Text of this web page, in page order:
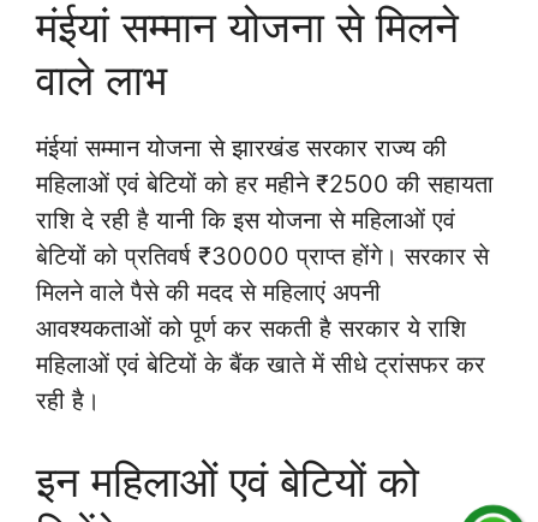
मंईयां सम्मान योजना से मिलने
वाले लाभ
मंईयां सम्मान योजना से झारखंड सरकार राज्य की
महिलाओं एवं बेटियों को हर महीने ₹2500 की सहायता
राशि दे रही है यानी कि इस योजना से महिलाओं एवं
बेटियों को प्रतिवर्ष ₹30000 प्राप्त होंगे। सरकार से
मिलने वाले पैसे की मदद से महिलाएं अपनी
आवश्यकताओं को पूर्ण कर सकती है सरकार ये राशि
महिलाओं एवं बेटियों के बैंक खाते में सीधे ट्रांसफर कर
रही है।
इन महिलाओं एवं बेटियों को